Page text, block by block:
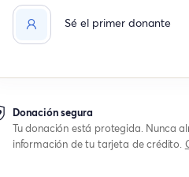
Sé el primer donante
Donación segura
Tu donación está protegida. Nunca
información de tu tarjeta de crédito.